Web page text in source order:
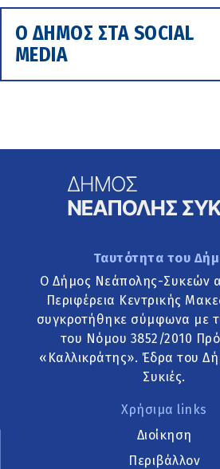
Ο ΔΗΜΟΣ ΣΤΑ SOCIAL
MEDIA
Ταυτότητα του
Ο Δήμος Νεάπολης-Συκεών
Περιφέρεια Κεντρικής
συγκροτήθηκε σύμφωνα με
του Νόμου 3852/2010
«Καλλικράτης». Έδρα του
Συκιές.
Χρήσιμα links
Διοίκηση
Περιβάλλον